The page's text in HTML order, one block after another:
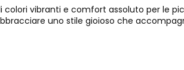
vibranti e comfort assoluto per le
uno stile gioioso che